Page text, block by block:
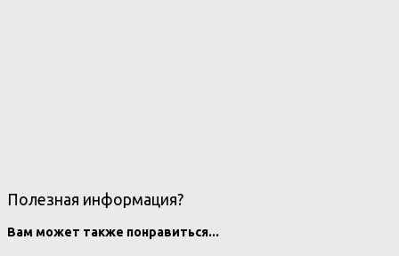
Полезная информация?
Вам может также понравиться...